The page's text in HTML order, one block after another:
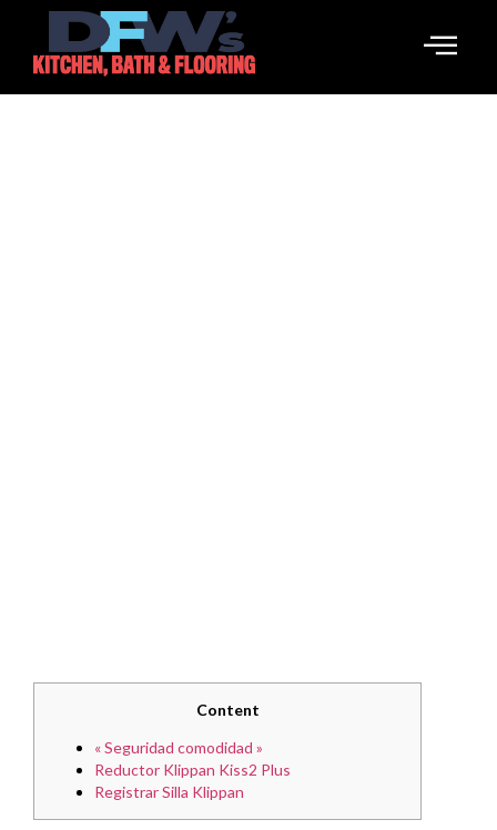
Content
« Seguridad comodidad »
Reductor Klippan Kiss2 Plus
Registrar Silla Klippan